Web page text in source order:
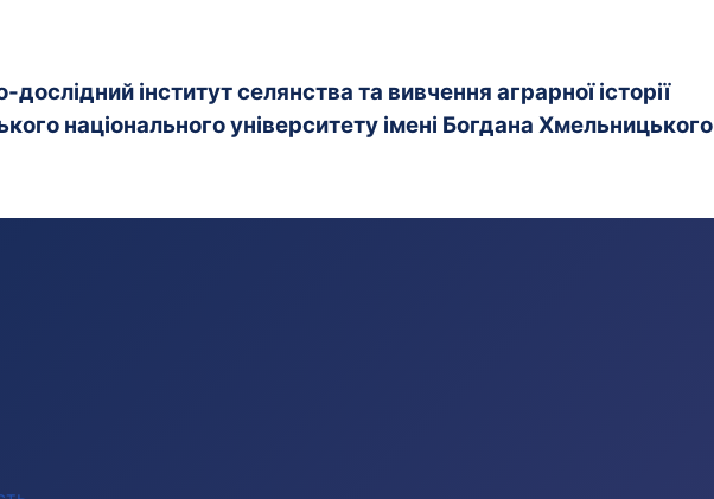
дослідний інститут селянства та вивчення аграрної історії
національного університету імені Богдана Хмельницького